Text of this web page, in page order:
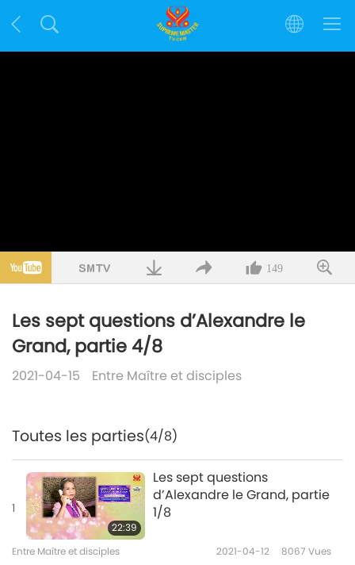
149
Les sept questions d’Alexandre le
Grand, partie 4/8
2021-04-15 Entre Maître et disciples
Toutes les parties(4/8)
1
22:39
Les sept questions
d’Alexandre le Grand, partie
1/8
Entre Maître et disciples 2021-04-12 8067 Vues